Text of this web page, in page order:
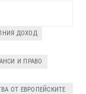
ДОХОД
И ПРАВО
ОТ ЕВРОПЕЙСКИТЕ